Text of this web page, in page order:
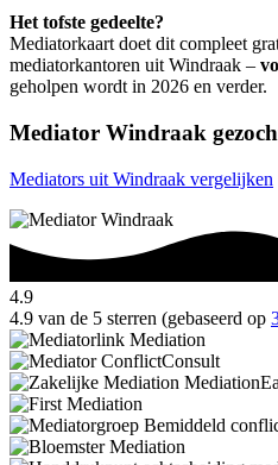
Het tofste gedeelte?
Mediatorkaart doet dit compleet
mediatorkantoren uit Windraak –
geholpen wordt in 2026 en verder.
Mediator Windraak
Mediators uit Windraak vergelijken
4.9
4.9 van de 5 sterren (gebaseerd op